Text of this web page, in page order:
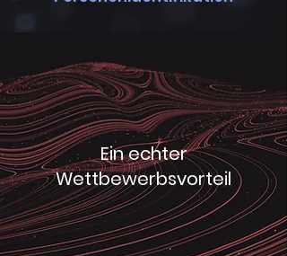
Ein echter
Wettbewerbsvorteil